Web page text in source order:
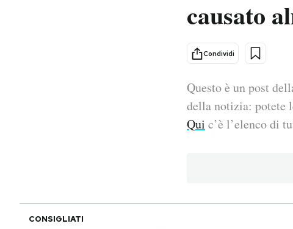
Storie/Idee
Ok Boomer!
Altrecose
causato
Condividi
Questo è un post
della notizia: potete
Qui c’è l’elenco di
CONSIGLIATI